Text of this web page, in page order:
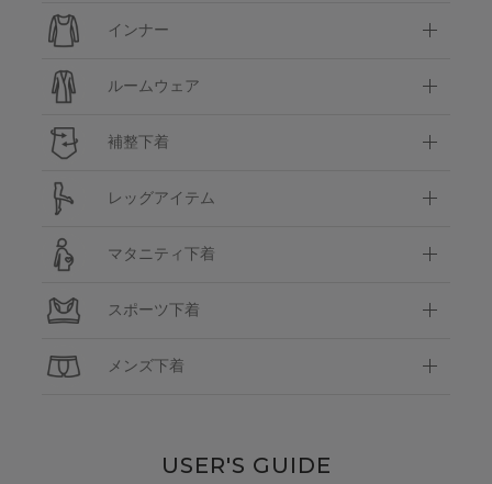
インナー
ルームウェア
補整下着
レッグアイテム
マタニティ下着
スポーツ下着
メンズ下着
USER'S GUIDE